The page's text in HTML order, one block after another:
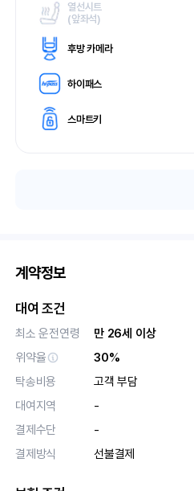
열선시트
(앞좌석)
후방 카메라
하이패스
스마트키
계약정보
대여 조건
최소 운전연령
만 26세 이상
위약율
30%
탁송비용
고객 부담
대여지역
-
결제수단
-
결제방식
선불결제